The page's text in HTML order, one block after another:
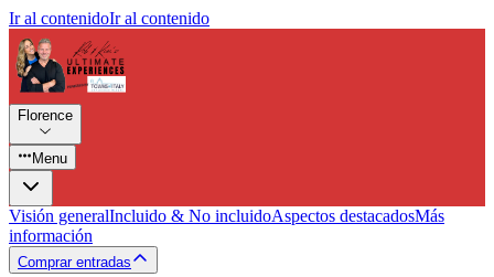
Ir al contenidoIr al contenido
Florence
Menu
Visión generalIncluido & No incluidoAspectos destacadosMás
información
Comprar entradas